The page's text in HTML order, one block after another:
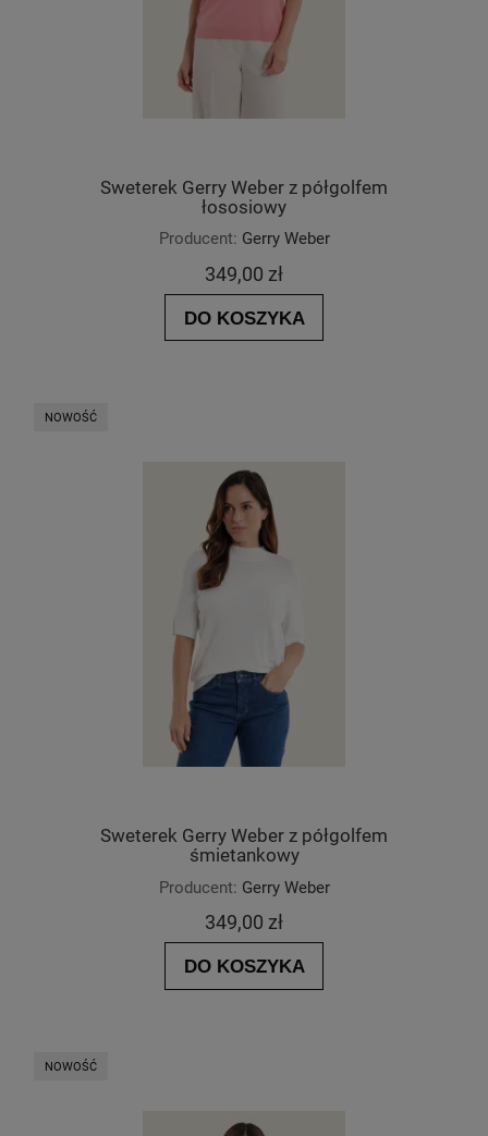
Sweterek Gerry Weber z półgolfem
łososiowy
Producent: Gerry Weber
349,00 zł
DO KOSZYKA
Sweterek Gerry Weber z półgolfem
śmietankowy
Producent: Gerry Weber
349,00 zł
DO KOSZYKA
NOWOŚĆ
NOWOŚĆ